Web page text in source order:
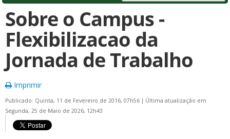
Sobre o Campus -
Flexibilizacao da
Jornada de Trabalho
Imprimir
Publicado: Quinta, 11 de Fevereiro de 2016, 07h56 | Última atualização em
Segunda, 25 de Maio de 2026, 12h43